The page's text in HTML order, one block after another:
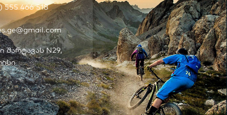
555 466 518
შარტავას N29,